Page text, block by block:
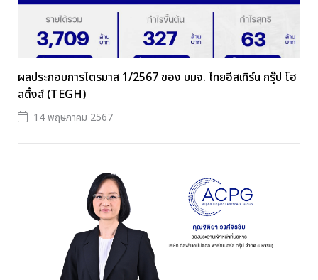
ผลประกอบการไตรมาส 1/2567 ของ บมจ. ไทยอีสเทิร์น กรุ๊ป โฮ
ลดิ้งส์ (TEGH)
14 พฤษภาคม 2567